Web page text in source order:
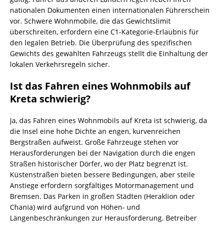
nationalen Dokumenten einen internationalen Führerschein
vor. Schwere Wohnmobile, die das Gewichtslimit
überschreiten, erfordern eine C1-Kategorie-Erlaubnis für
den legalen Betrieb. Die Überprüfung des spezifischen
Gewichts des gewählten Fahrzeugs stellt die Einhaltung der
lokalen Verkehrsregeln sicher.
Ist das Fahren eines Wohnmobils auf
Kreta schwierig?
Ja, das Fahren eines Wohnmobils auf Kreta ist schwierig, da
die Insel eine hohe Dichte an engen, kurvenreichen
Bergstraßen aufweist. Große Fahrzeuge stehen vor
Herausforderungen bei der Navigation durch die engen
Straßen historischer Dörfer, wo der Platz begrenzt ist.
Küstenstraßen bieten bessere Bedingungen, aber steile
Anstiege erfordern sorgfältiges Motormanagement und
Bremsen. Das Parken in großen Städten (Heraklion oder
Chania) wird aufgrund von Höhen- und
Längenbeschränkungen zur Herausforderung. Betreiber